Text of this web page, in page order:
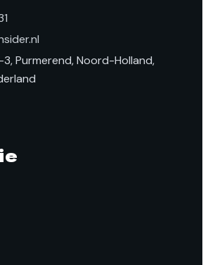
Purmerend, Noord-Holland,